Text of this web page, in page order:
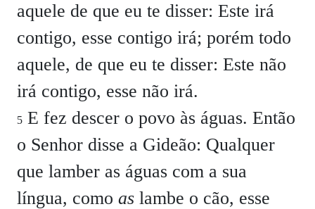
aquele de que eu te disser: Este irá
contigo, esse contigo irá; porém todo
aquele, de que eu te disser: Este não
irá contigo, esse não irá.
5 E fez descer o povo às águas. Então
o Senhor disse a Gideão: Qualquer
que lamber as águas com a sua
língua, como as lambe o cão, esse